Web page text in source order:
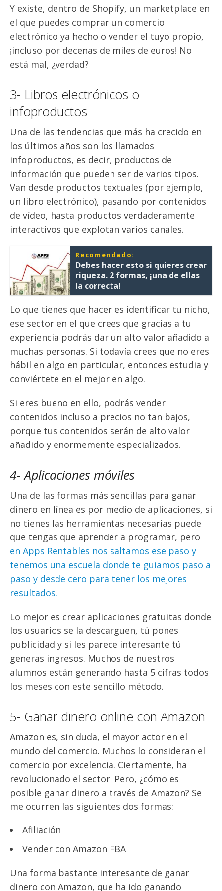
Y existe, dentro de Shopify, un marketplace en
el que puedes comprar un comercio
electrónico ya hecho o vender el tuyo propio,
¡incluso por decenas de miles de euros! No
está mal, ¿verdad?
3- Libros electrónicos o
infoproductos
Una de las tendencias que más ha crecido en
los últimos años son los llamados
infoproductos, es decir, productos de
información que pueden ser de varios tipos.
Van desde productos textuales (por ejemplo,
un libro electrónico), pasando por contenidos
de vídeo, hasta productos verdaderamente
interactivos que explotan varios canales.
Recomendado:
Debes hacer esto si quieres crear
riqueza. 2 formas, ¡una de ellas
la correcta!
Lo que tienes que hacer es identificar tu nicho,
ese sector en el que crees que gracias a tu
experiencia podrás dar un alto valor añadido a
muchas personas. Si todavía crees que no eres
hábil en algo en particular, entonces estudia y
conviértete en el mejor en algo.
Si eres bueno en ello, podrás vender
contenidos incluso a precios no tan bajos,
porque tus contenidos serán de alto valor
añadido y enormemente especializados.
4- Aplicaciones móviles
Una de las formas más sencillas para ganar
dinero en línea es por medio de aplicaciones, si
no tienes las herramientas necesarias puede
que tengas que aprender a programar, pero
en Apps Rentables nos saltamos ese paso y
tenemos una escuela donde te guiamos paso a
paso y desde cero para tener los mejores
resultados.
Lo mejor es crear aplicaciones gratuitas donde
los usuarios se la descarguen, tú pones
publicidad y si les parece interesante tú
generas ingresos. Muchos de nuestros
alumnos están generando hasta 5 cifras todos
los meses con este sencillo método.
5- Ganar dinero online con Amazon
Amazon es, sin duda, el mayor actor en el
mundo del comercio. Muchos lo consideran el
comercio por excelencia. Ciertamente, ha
revolucionado el sector. Pero, ¿cómo es
posible ganar dinero a través de Amazon? Se
me ocurren las siguientes dos formas:
Afiliación
Vender con Amazon FBA
Una forma bastante interesante de ganar
dinero con Amazon, que ha ido ganando